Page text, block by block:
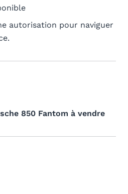
autorisation pour naviguer
850 Fantom à vendre